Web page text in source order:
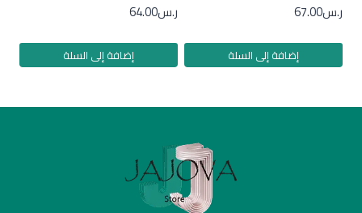
ر.س67.00
إضافة إلى السلة
ر.س64.00
إضافة إلى السلة